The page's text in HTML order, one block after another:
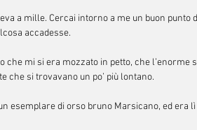
a mille. Cercai intorno a me un buon
accadesse.
che mi si era mozzato in petto, che l’enorme
che si trovavano un po’ più lontano.
esemplare di orso bruno Marsicano, ed era